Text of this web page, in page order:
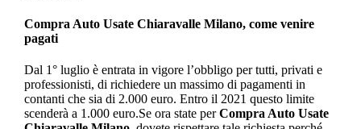
Compra Auto Usate Chiaravalle Milano, come venire
pagati
Dal 1° luglio è entrata in vigore l’obbligo per tutti, privati e
professionisti, di richiedere un massimo di pagamenti in
contanti che sia di 2.000 euro. Entro il 2021 questo limite
scenderà a 1.000 euro.Se ora state perCompra Auto Usate